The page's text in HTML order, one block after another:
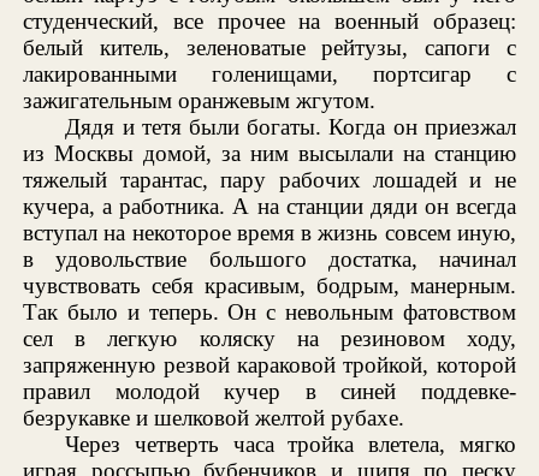
студенческий, все прочее на военный образец:
белый китель, зеленоватые рейтузы, сапоги с
лакированными голенищами, портсигар с
зажигательным оранжевым жгутом.
Дядя и тетя были богаты. Когда он приезжал
из Москвы домой, за ним высылали на станцию
тяжелый тарантас, пару рабочих лошадей и не
кучера, а работника. А на станции дяди он всегда
вступал на некоторое время в жизнь совсем иную,
в удовольствие большого достатка, начинал
чувствовать себя красивым, бодрым, манерным.
Так было и теперь. Он с невольным фатовством
сел в легкую коляску на резиновом ходу,
запряженную резвой караковой тройкой, которой
правил молодой кучер в синей поддевке-
безрукавке и шелковой желтой рубахе.
Через четверть часа тройка влетела, мягко
играя россыпью бубенчиков и шипя по песку